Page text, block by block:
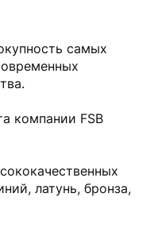
самых
компании FSB
латунь, бронза,